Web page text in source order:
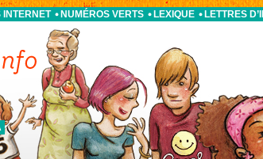
INTERNET NUMÉROS VERTS LEXIQUE LETTRES